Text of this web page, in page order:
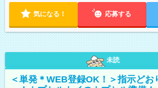
気になる！ 応募する
未読
＜単発＊WEB登録OK！＞指示どお